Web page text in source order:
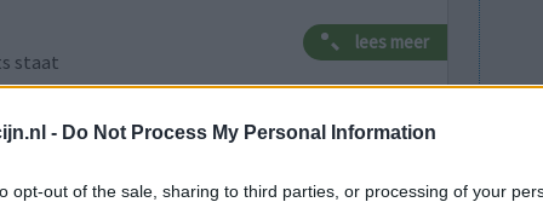
- Do Not Process My Personal Information
opt-out of the sale, sharing to third parties, or processing of your
staat
lees meer
lees meer